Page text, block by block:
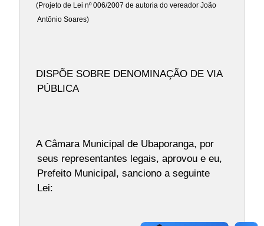
(Projeto de Lei nº 006/2007 de autoria do vereador João
Antônio Soares)
DISPÕE SOBRE DENOMINAÇÃO DE VIA
PÚBLICA
A Câmara Municipal de Ubaporanga, por
seus representantes legais, aprovou e eu,
Prefeito Municipal, sanciono a seguinte
Lei: